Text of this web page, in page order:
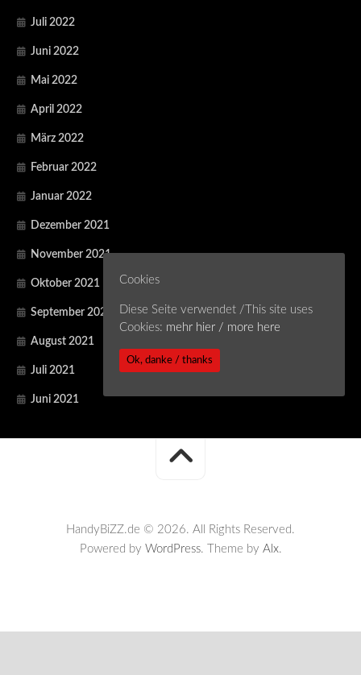
Juli 2022
Juni 2022
Mai 2022
April 2022
März 2022
Februar 2022
Januar 2022
Dezember 2021
November 2021
Oktober 2021
September 2021
August 2021
Juli 2021
Juni 2021
HandyBiZZ.de © 2026. All Rights Reserved.
Powered by WordPress. Theme by Alx.
Cookies
Diese Seite verwendet /This site uses
Cookies: mehr hier / more here
Ok, danke / thanks